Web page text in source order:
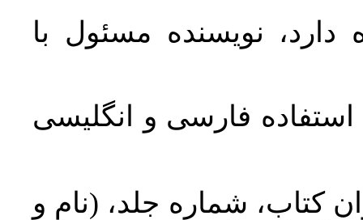
نویسنده مسئول با
استفاده فارسی و انگلیسی
کتاب، شماره جلد، (نام و